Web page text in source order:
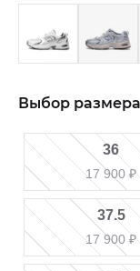
Выбор
36
17 900 ₽
37.5
17 900 ₽